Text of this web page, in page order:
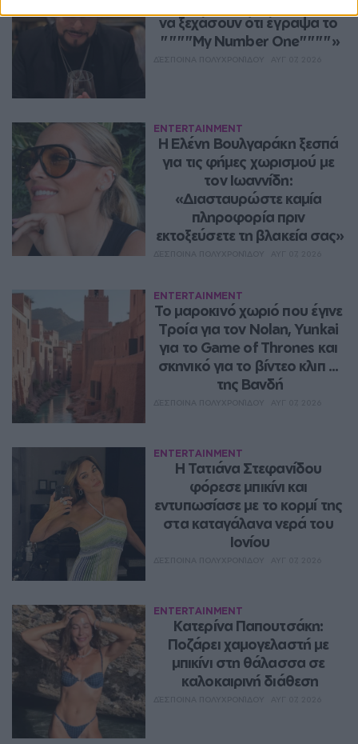
να ξεχάσουν ότι έγραψα το
""""My Number One""""»
ENTERTAINMENT
Η Ελένη Βουλγαράκη ξεσπά
για τις φήμες χωρισμού με
τον Ιωαννίδη:
«Διασταυρώστε καμία
πληροφορία πριν
εκτοξεύσετε τη βλακεία σας»
ENTERTAINMENT
Το μαροκινό χωριό που έγινε
Τροία για τον Nolan, Yunkai
για το Game of Thrones και
σκηνικό για το βίντεο κλιπ ...
της Βανδή
ENTERTAINMENT
Η Τατιάνα Στεφανίδου
φόρεσε μπικίνι και
εντυπωσίασε με το κορμί της
στα καταγάλανα νερά του
Ιονίου
ENTERTAINMENT
Κατερίνα Παπουτσάκη:
Ποζάρει χαμογελαστή με
μπικίνι στη θάλασσα σε
καλοκαιρινή διάθεση